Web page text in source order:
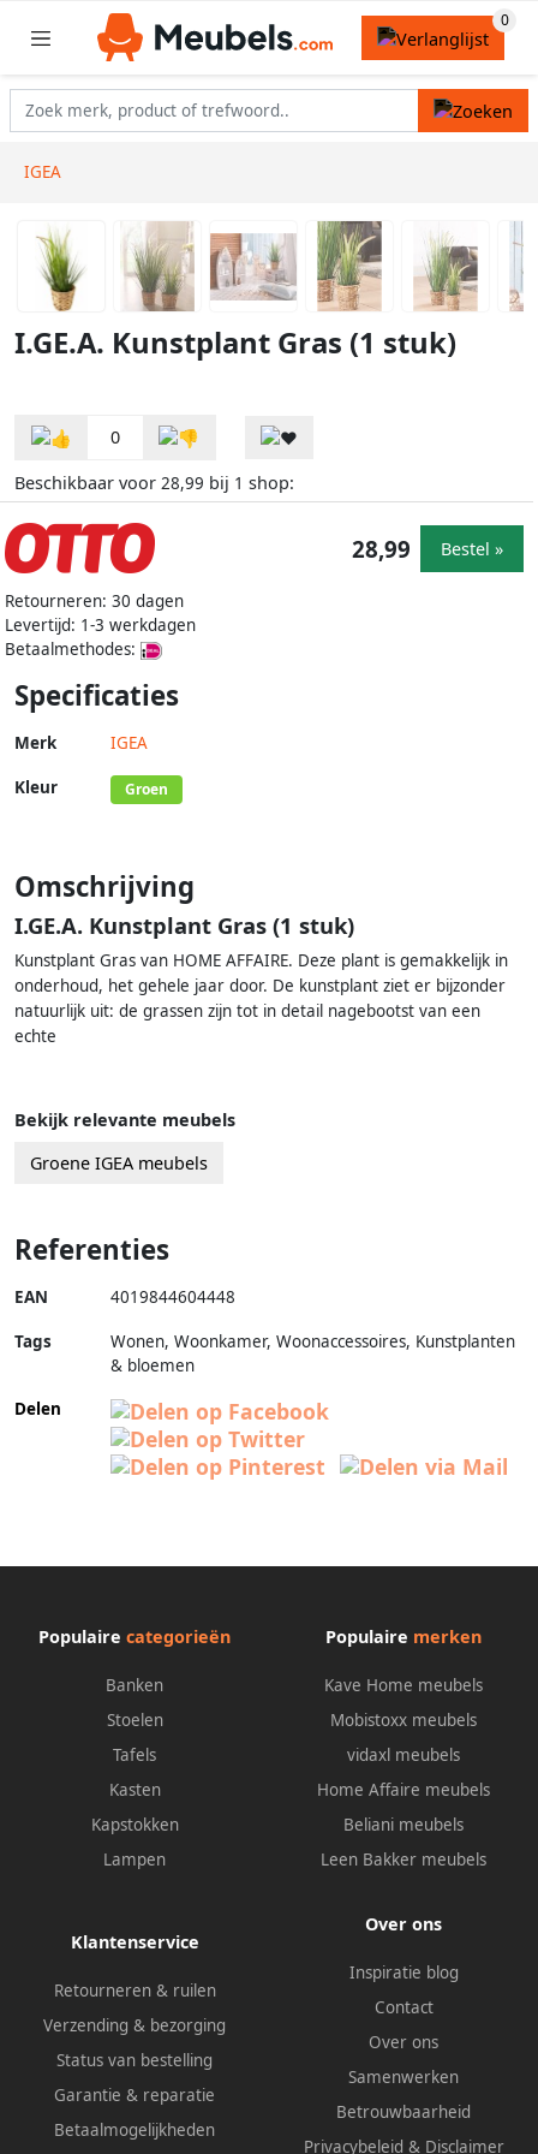
IGEA
I.GE.A. Kunstplant Gras (1 stuk)
0
Beschikbaar voor 28,99 bij 1 shop:
Retourneren: 30 dagen
Levertijd: 1-3 werkdagen
Betaalmethodes:
28,99 Bestel »
Specificaties
Merk IGEA
Kleur Groen
Omschrijving
I.GE.A. Kunstplant Gras (1 stuk)
Kunstplant Gras van HOME AFFAIRE. Deze plant is gemakkelijk in
onderhoud, het gehele jaar door. De kunstplant ziet er bijzonder
natuurlijk uit: de grassen zijn tot in detail nagebootst van een
echte
Bekijk relevante meubels
Groene IGEA meubels
Referenties
EAN 4019844604448
Tags
Wonen, Woonkamer, Woonaccessoires, Kunstplanten
& bloemen
Delen
Populaire categorieën
Banken
Stoelen
Tafels
Kasten
Kapstokken
Lampen
Populaire merken
Kave Home meubels
Mobistoxx meubels
vidaxl meubels
Home Affaire meubels
Beliani meubels
Leen Bakker meubels
Klantenservice
Retourneren & ruilen
Verzending & bezorging
Status van bestelling
Garantie & reparatie
Betaalmogelijkheden
Over ons
Inspiratie blog
Contact
Over ons
Samenwerken
Betrouwbaarheid
Privacybeleid & Disclaimer